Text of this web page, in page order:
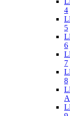
4
5
6
7
8